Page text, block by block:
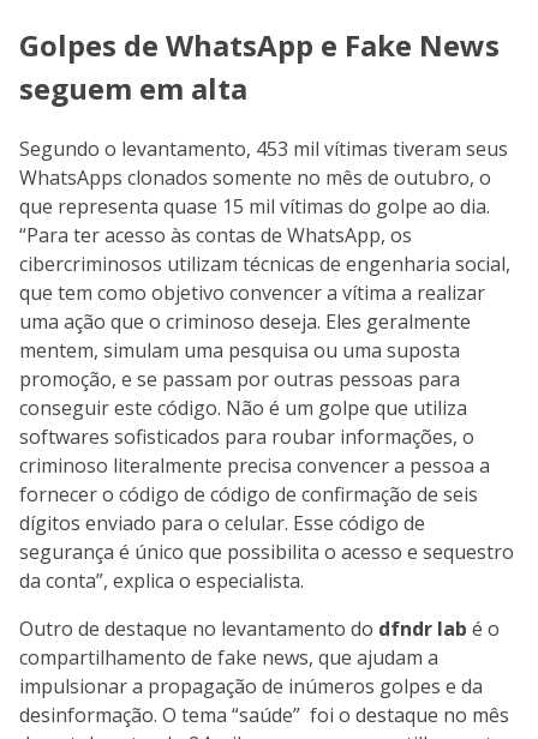
Golpes de WhatsApp e Fake News
seguem em alta
Segundo o levantamento, 453 mil vítimas tiveram seus
WhatsApps clonados somente no mês de outubro, o
que representa quase 15 mil vítimas do golpe ao dia.
“Para ter acesso às contas de WhatsApp, os
cibercriminosos utilizam técnicas de engenharia social,
que tem como objetivo convencer a vítima a realizar
uma ação que o criminoso deseja. Eles geralmente
mentem, simulam uma pesquisa ou uma suposta
promoção, e se passam por outras pessoas para
conseguir este código. Não é um golpe que utiliza
softwares sofisticados para roubar informações, o
criminoso literalmente precisa convencer a pessoa a
fornecer o código de código de confirmação de seis
dígitos enviado para o celular. Esse código de
segurança é único que possibilita o acesso e sequestro
da conta”, explica o especialista.
Outro de destaque no levantamento do dfndr lab é o
compartilhamento de fake news, que ajudam a
impulsionar a propagação de inúmeros golpes e da
desinformação. O tema “saúde” foi o destaque no mês